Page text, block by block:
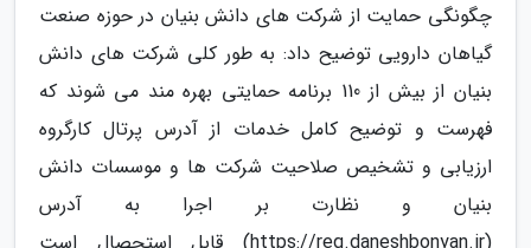
چگونگی حمایت از شرکت های دانش بنیان در حوزه صنعت
گیاهان دارویی توضیح داد: به طور کلی شرکت های دانش
بنیان از بیش از 110 برنامه حمایتی بهره مند می شوند که
فهرست و توضیح کامل خدمات از آدرس پرتال کارگروه
ارزیابی و تشخیص صلاحیت شرکت ها و موسسات دانش
بنیان و نظارت بر اجرا به آدرس